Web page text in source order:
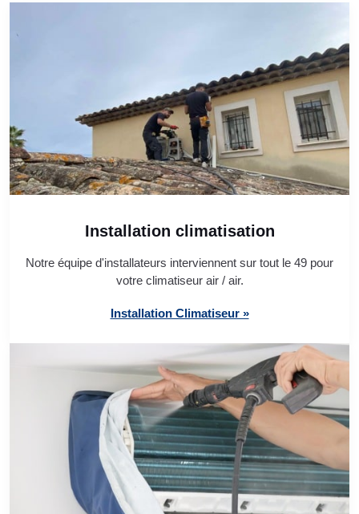
Installation climatisation
Notre équipe d'installateurs interviennent sur tout le 49 pour
votre climatiseur air / air.
Installation Climatiseur »